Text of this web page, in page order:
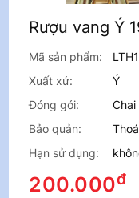
Rượu vang Ý
Mã sản phẩm:
Xuất xứ:
Ý
Đóng gói:
Chai
Bảo quản:
Hạn sử dụng:
200.000đ